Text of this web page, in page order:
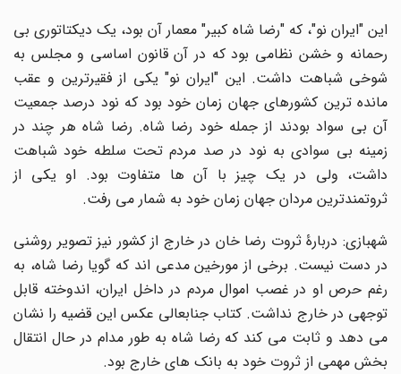
این "ایران نو"، که "رضا شاه کبیر" معمار آن بود، یک دیکتاتوری بی
رحمانه و خشن نظامی بود که در آن قانون اساسی و مجلس به
شوخی شباهت داشت. این "ایران نو" یکی از فقیرترین و عقب
مانده ترین کشورهای جهان زمان خود بود که نود درصد جمعیت
آن بی سواد بودند از جمله خود رضا شاه. رضا شاه هر چند در
زمینه بی سوادی به نود در صد مردم تحت سلطه خود شباهت
داشت، ولی در یک چیز با آن ها متفاوت بود. او یکی از
ثروتمندترین مردان جهان زمان خود به شمار می رفت.
شهبازی: دربارۀ ثروت رضا خان در خارج از کشور نیز تصویر روشنی
در دست نیست. برخی از مورخین مدعی اند که گویا رضا شاه، به
رغم حرص او در غصب اموال مردم در داخل ایران، اندوخته قابل
توجهی در خارج نداشت. کتاب جنابعالی عکس این قضیه را نشان
می دهد و ثابت می کند که رضا شاه به طور مدام در حال انتقال
بخش مهمی از ثروت خود به بانک های خارج بود.